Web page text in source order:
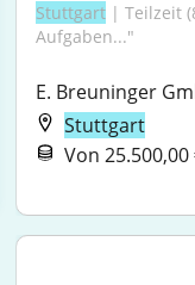
Stuttgart | Teilzeit
Aufgaben..."
E. Breuninger
Stuttgart
Von